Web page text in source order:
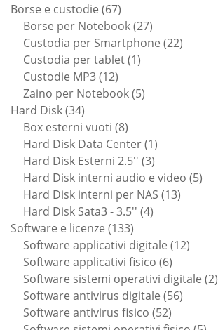
Borse e custodie 6767
prodotti
Borse per Notebook 2727
prodotti
Custodia per Smartphone 2222
Custodia per tablet 11
Custodie MP3 1212
prodotti
Zaino per Notebook 55
Hard Disk 3434
prodotti
Box esterni vuoti 88
prodotti
Hard Disk Data Center 11
prodotto
Hard Disk Esterni 2.5'' 33
prodotti
Hard Disk interni audio e video 55
Hard Disk interni per NAS 1313
Hard Disk Sata3 - 3.5'' 44
Software e licenze 133133
prodotti
Software applicativi digitale 1212
Software applicativi fisico 66
prodotti
Software sistemi operativi digitale 22
Software antivirus digitale 5656
Software antivirus fisico 5252